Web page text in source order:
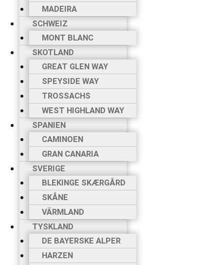
MADEIRA
SCHWEIZ
MONT BLANC
SKOTLAND
GREAT GLEN WAY
SPEYSIDE WAY
TROSSACHS
WEST HIGHLAND WAY
SPANIEN
CAMINOEN
GRAN CANARIA
SVERIGE
BLEKINGE SKÆRGÅRD
SKÅNE
VÄRMLAND
TYSKLAND
DE BAYERSKE ALPER
HARZEN